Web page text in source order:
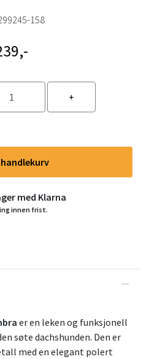
158
handlekurv
med Klarna
innen frist.
er en leken og funksjonell
søte dachshunden. Den er
med en elegant polert